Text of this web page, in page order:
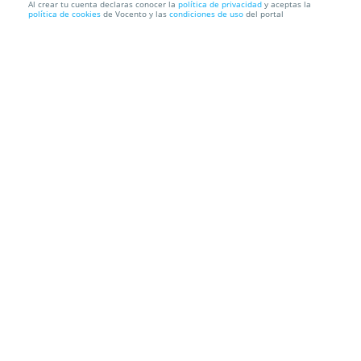
Pack para 2: WAH Show + 1 noche en Madrid
Al crear tu cuenta declaras conocer la política de privacidad y aceptas la
política de cookies de Vocento y las condiciones de uso del portal